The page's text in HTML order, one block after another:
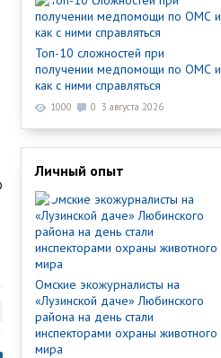
Топ-10 сложностей при
получении медпомощи по ОМС и
как с ними справляться
1000 0 3 августа 2026
Личный опыт
Омские экожурналисты на
«Лузинской даче» Любинского
района на день стали
инспекторами охраны животного
мира